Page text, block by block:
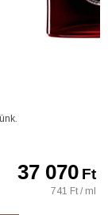
37 070Ft
741 Ft / ml